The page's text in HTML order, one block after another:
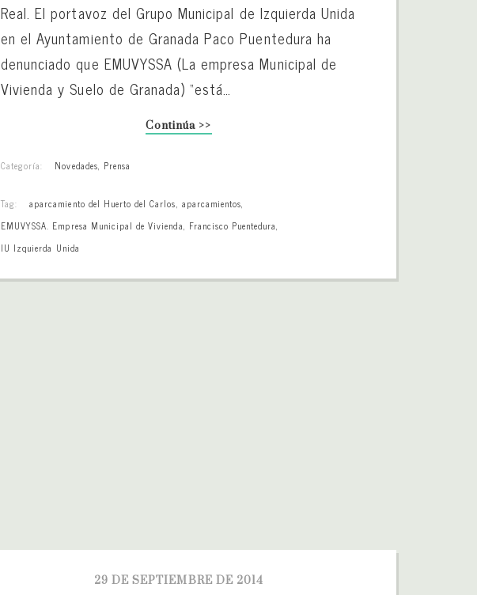
Real. El portavoz del Grupo Municipal de Izquierda Unida
en el Ayuntamiento de Granada Paco Puentedura ha
denunciado que EMUVYSSA (La empresa Municipal de
Vivienda y Suelo de Granada) “está…
Continúa >>
Categoría: Novedades, Prensa
Tag: aparcamiento del Huerto del Carlos, aparcamientos,
EMUVYSSA. Empresa Municipal de Vivienda, Francisco Puentedura,
IU Izquierda Unida
29 DE SEPTIEMBRE DE 2014